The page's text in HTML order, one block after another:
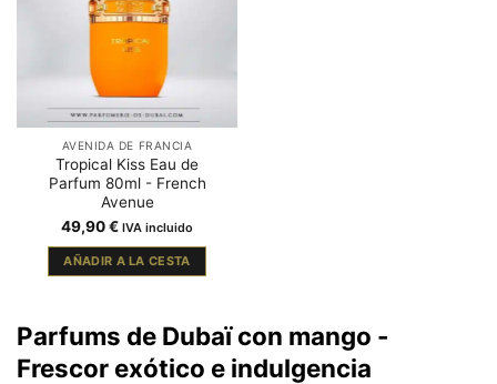
AVENIDA DE FRANCIA
Tropical Kiss Eau de
Parfum 80ml - French
Avenue
49,90€ IVA incluido
AÑADIR A LA CESTA
Parfums de Dubaï con mango -
Frescor exótico e indulgencia